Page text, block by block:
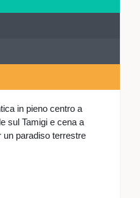
in pieno centro a
sul Tamigi e cena a
un paradiso terrestre